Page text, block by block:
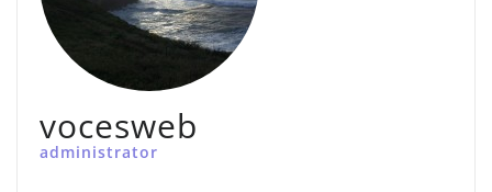
vocesweb
administrator